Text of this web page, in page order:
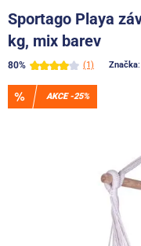
80% (1) Značka:
Sportago Playa
kg, mix barev
AKCE -25%